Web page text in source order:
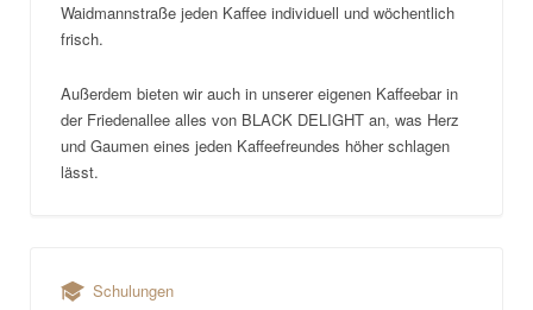
Waidmannstraße jeden Kaffee individuell und wöchentlich
frisch.
Außerdem bieten wir auch in unserer eigenen Kaffeebar in
der Friedenallee alles von BLACK DELIGHT an, was Herz
und Gaumen eines jeden Kaffeefreundes höher schlagen
lässt.
Schulungen